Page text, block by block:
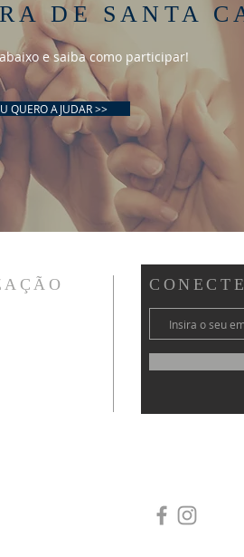
DE SANTA
e saiba como participar!
QUERO AJUDAR >>